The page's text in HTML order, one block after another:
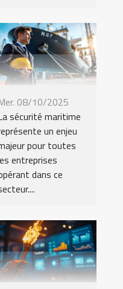
08/10/2025
sécurité maritime
un enjeu
pour toutes
entreprises
dans ce